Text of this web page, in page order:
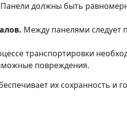
Панели должны быть
Между панелями
транспортировки
повреждения.
их сохранность и